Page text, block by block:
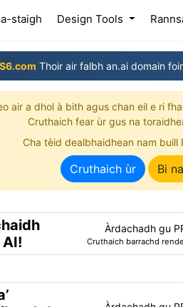
staigh (current)
Design Tools
Thoir air falbh an.ai domain
air a dhol à bith agus chan eil e ri
Cruthaich fear ùr gus na
Cha tèid dealbhaidhean nam buill
Cruthaich ùr Bi
Àrdachadh gu
Cruthaich barrachd